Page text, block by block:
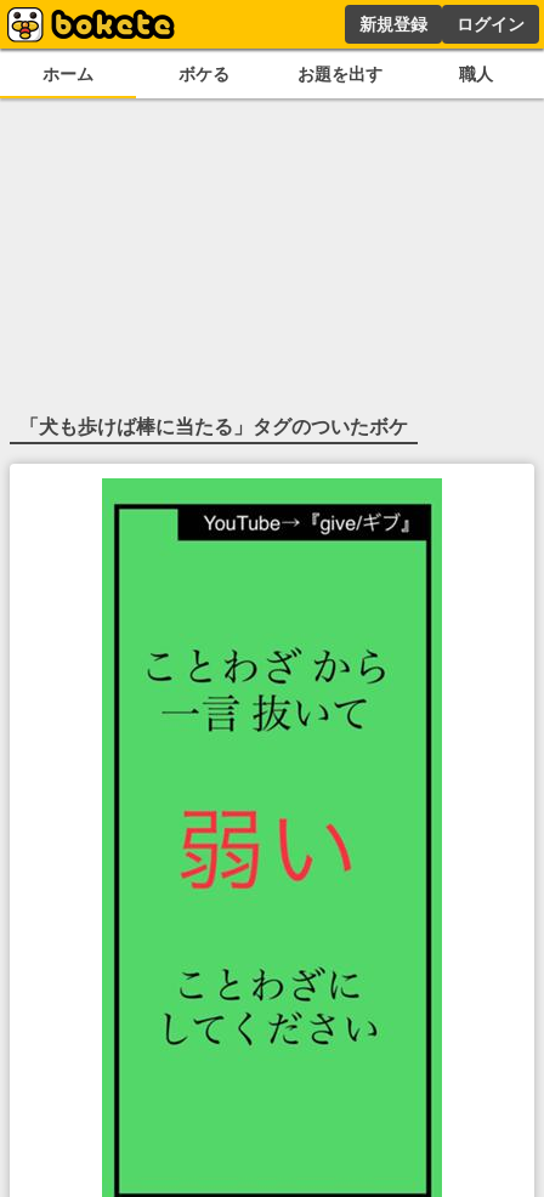
新規登録 ログイン
ホーム ボケる お題を出す 職人
「犬も歩けば棒に当たる 」タグのついたボケ